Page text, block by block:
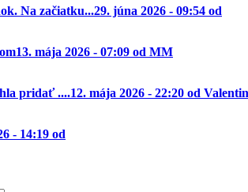
Na začiatku...29. júna 2026 - 09:54 od
13. mája 2026 - 07:09 od MM
pridať ....12. mája 2026 - 22:20 od
- 14:19 od